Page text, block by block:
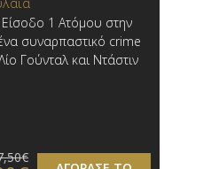
1 Ατόμου στην
συναρπαστικό crime
Γούνταλ και Ντάστιν